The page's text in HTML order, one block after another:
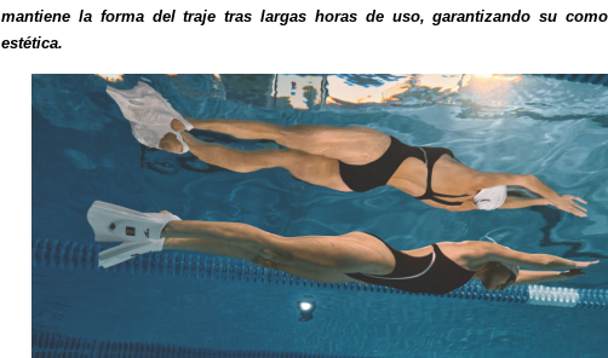
mantiene la forma del traje tras largas horas de uso, garantizando su
estética.